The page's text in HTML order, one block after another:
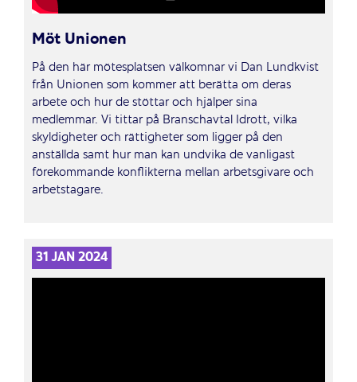
Möt Unionen
På den här mötesplatsen välkomnar vi Dan Lundkvist
från Unionen som kommer att berätta om deras
arbete och hur de stöttar och hjälper sina
medlemmar. Vi tittar på Branschavtal Idrott, vilka
skyldigheter och rättigheter som ligger på den
anställda samt hur man kan undvika de vanligast
förekommande konflikterna mellan arbetsgivare och
arbetstagare.
31 JAN 2024